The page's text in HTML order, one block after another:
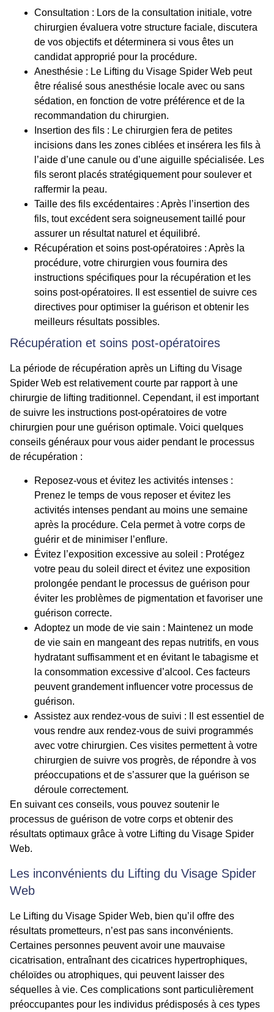
Consultation : Lors de la consultation initiale, votre
chirurgien évaluera votre structure faciale, discutera
de vos objectifs et déterminera si vous êtes un
candidat approprié pour la procédure.
Anesthésie : Le Lifting du Visage Spider Web peut
être réalisé sous anesthésie locale avec ou sans
sédation, en fonction de votre préférence et de la
recommandation du chirurgien.
Insertion des fils : Le chirurgien fera de petites
incisions dans les zones ciblées et insérera les fils à
l’aide d’une canule ou d’une aiguille spécialisée. Les
fils seront placés stratégiquement pour soulever et
raffermir la peau.
Taille des fils excédentaires : Après l’insertion des
fils, tout excédent sera soigneusement taillé pour
assurer un résultat naturel et équilibré.
Récupération et soins post-opératoires : Après la
procédure, votre chirurgien vous fournira des
instructions spécifiques pour la récupération et les
soins post-opératoires. Il est essentiel de suivre ces
directives pour optimiser la guérison et obtenir les
meilleurs résultats possibles.
Récupération et soins post-opératoires
La période de récupération après un Lifting du Visage
Spider Web est relativement courte par rapport à une
chirurgie de lifting traditionnel. Cependant, il est important
de suivre les instructions post-opératoires de votre
chirurgien pour une guérison optimale. Voici quelques
conseils généraux pour vous aider pendant le processus
de récupération :
Reposez-vous et évitez les activités intenses :
Prenez le temps de vous reposer et évitez les
activités intenses pendant au moins une semaine
après la procédure. Cela permet à votre corps de
guérir et de minimiser l’enflure.
Évitez l’exposition excessive au soleil : Protégez
votre peau du soleil direct et évitez une exposition
prolongée pendant le processus de guérison pour
éviter les problèmes de pigmentation et favoriser une
guérison correcte.
Adoptez un mode de vie sain : Maintenez un mode
de vie sain en mangeant des repas nutritifs, en vous
hydratant suffisamment et en évitant le tabagisme et
la consommation excessive d’alcool. Ces facteurs
peuvent grandement influencer votre processus de
guérison.
Assistez aux rendez-vous de suivi : Il est essentiel de
vous rendre aux rendez-vous de suivi programmés
avec votre chirurgien. Ces visites permettent à votre
chirurgien de suivre vos progrès, de répondre à vos
préoccupations et de s’assurer que la guérison se
déroule correctement.
En suivant ces conseils, vous pouvez soutenir le
processus de guérison de votre corps et obtenir des
résultats optimaux grâce à votre Lifting du Visage Spider
Web.
Les inconvénients du Lifting du Visage Spider
Web
Le Lifting du Visage Spider Web, bien qu’il offre des
résultats prometteurs, n’est pas sans inconvénients.
Certaines personnes peuvent avoir une mauvaise
cicatrisation, entraînant des cicatrices hypertrophiques,
chéloïdes ou atrophiques, qui peuvent laisser des
séquelles à vie. Ces complications sont particulièrement
préoccupantes pour les individus prédisposés à ces types